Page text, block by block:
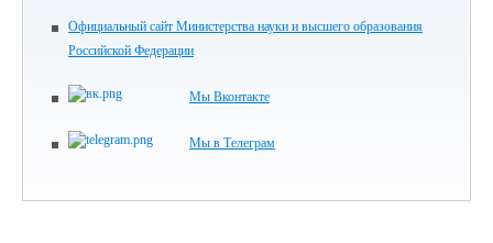
Официальный сайт Министерства науки и высшего образования
Российской Федерации
Мы Вконтакте
Мы в Телеграм